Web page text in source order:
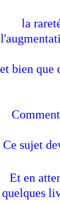
la
et bien que
Ce sujet
Et en
quelques